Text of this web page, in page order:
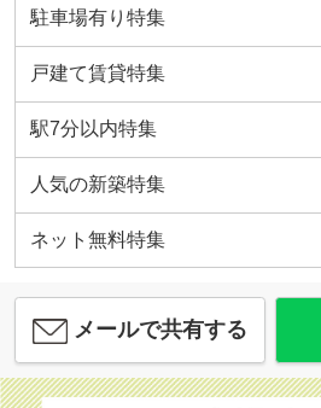
駐車場有り特集
戸建て賃貸特集
駅7分以内特集
人気の新築特集
ネット無料特集
メールで共有する